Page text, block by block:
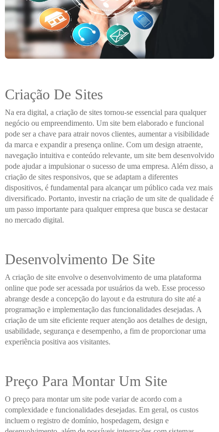
Criação De Sites
Na era digital, a criação de sites tornou-se essencial para qualquer
negócio ou empreendimento. Um site bem elaborado e funcional
pode ser a chave para atrair novos clientes, aumentar a visibilidade
da marca e expandir a presença online. Com um design atraente,
navegação intuitiva e conteúdo relevante, um site bem desenvolvido
pode ajudar a impulsionar o sucesso de uma empresa. Além disso, a
criação de sites responsivos, que se adaptam a diferentes
dispositivos, é fundamental para alcançar um público cada vez mais
diversificado. Portanto, investir na criação de um site de qualidade é
um passo importante para qualquer empresa que busca se destacar
no mercado digital.
Desenvolvimento De Site
A criação de site envolve o desenvolvimento de uma plataforma
online que pode ser acessada por usuários da web. Esse processo
abrange desde a concepção do layout e da estrutura do site até a
programação e implementação das funcionalidades desejadas. A
criação de um site eficiente requer atenção aos detalhes de design,
usabilidade, segurança e desempenho, a fim de proporcionar uma
experiência positiva aos visitantes.
Preço Para Montar Um Site
O preço para montar um site pode variar de acordo com a
complexidade e funcionalidades desejadas. Em geral, os custos
incluem o registro de domínio, hospedagem, design e